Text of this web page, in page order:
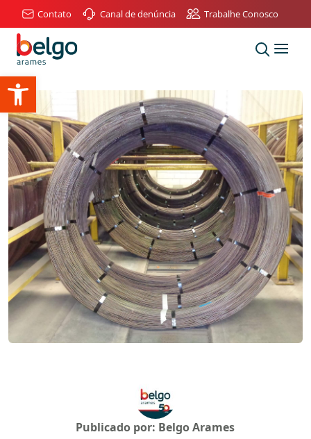
Abrir a barra de ferramentas
Contato Canal de denúncia Trabalhe Conosco
Publicado por: Belgo Arames